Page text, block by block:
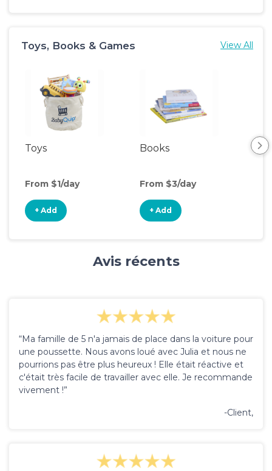
Toys, Books & Games View All
Toys
From $1/day
+ Add
Books
From $3/day
+ Add
Avis récents
“Ma famille de 5 n'a jamais de place dans la voiture pour
une poussette. Nous avons loué avec Julia et nous ne
pourrions pas être plus heureux ! Elle était réactive et
c'était très facile de travailler avec elle. Je recommande
vivement !”
-Client,